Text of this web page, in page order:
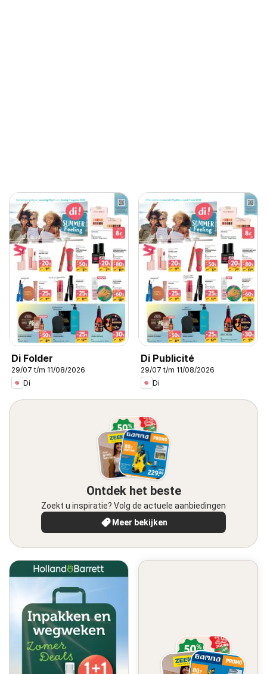
Di Folder
29/07 t/m 11/08/2026
Di
Di Publicité
29/07 t/m 11/08/2026
Di
Ontdek het beste
Zoekt u inspiratie? Volg de actuele aanbiedingen
Meer bekijken